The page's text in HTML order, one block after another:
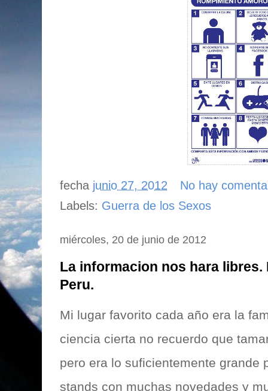
fecha junio 27, 2012
No hay
Labels: Guerra de los Sexos
miércoles, 20 de junio de 2012
La informacion nos hara libres.
Peru.
Mi lugar favorito cada año era la
ciencia cierta no recuerdo que
pero era lo suficientemente grande
stands con muchas novedades y